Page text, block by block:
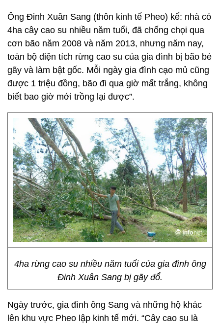
Ông Đinh Xuân Sang (thôn kinh tế Pheo) kể: nhà có
4ha cây cao su nhiều năm tuổi, đã chống chọi qua
cơn bão năm 2008 và năm 2013, nhưng năm nay,
toàn bộ diện tích rừng cao su của gia đình bị bão bẻ
gãy và làm bật gốc. Mỗi ngày gia đình cạo mủ cũng
được 1 triệu đồng, bão đi qua giờ mất trắng, không
biết bao giờ mới trồng lại được”.
4ha rừng cao su nhiều năm tuổi của gia đình ông
Đinh Xuân Sang bị gãy đổ.
Ngày trước, gia đình ông Sang và những hộ khác
lên khu vực Pheo lập kinh tế mới. “Cây cao su là